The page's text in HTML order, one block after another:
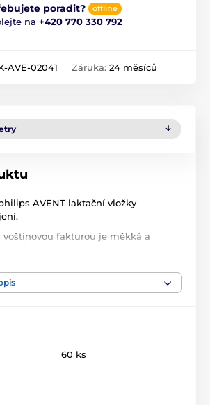
poradit? offline
na +420 770 330 792
AVE-02041 Záruka: 24 měsíců
AVENT laktační vložky
voštinovou fakturou je měkká a
úniku, ochraně oblečení
zároveň prochází vzduchem.
pouze 2 mm
60 ks